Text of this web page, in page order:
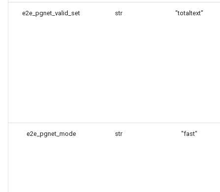
e2e_pgnet_valid_set str "totaltext"
e2e_pgnet_mode str "fast"